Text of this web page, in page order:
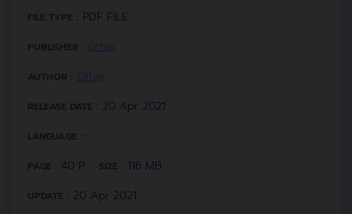
FILE TYPE : PDF FILE
PUBLISHER :
AUTHOR :
RELEASE DATE : 20 Apr 2021
LANGUAGE : -
PAGE : 40 P. SIZE : 116 MB.
UPDATE : 20 Apr 2021